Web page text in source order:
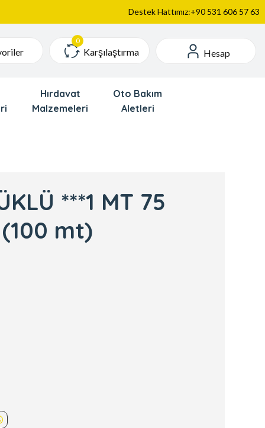
Destek Hattımız:+90 531 606 57 63
Karşılaştırma Hesap
Hırdavat
Malzemeleri
Oto Bakım
Aletleri
***1 MT 75
(100 mt)